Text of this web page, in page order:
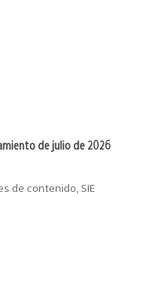
de julio de 2026
de contenido, SIE